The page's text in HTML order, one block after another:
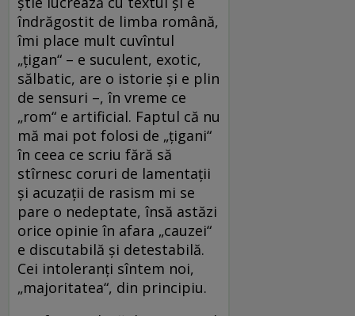
îndrăgostit de limba română,
îmi place mult cuvîntul
„țigan“ – e suculent, exotic,
sălbatic, are o istorie și e plin
de sensuri –, în vreme ce
„rom“ e artificial. Faptul că nu
mă mai pot folosi de „țigani“
în ceea ce scriu fără să
stîrnesc coruri de lamentații
și acuzații de rasism mi se
pare o nedeptate, însă astăzi
orice opinie în afara „cauzei“
e discutabilă și detestabilă.
Cei intoleranți sîntem noi,
„majoritatea“, din principiu.